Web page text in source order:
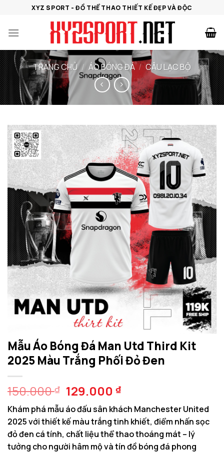
nội
XYZ SPORT - ĐỒ THỂ THAO THIẾT KẾ ĐẸP VÀ ĐỘC
TRANG CHỦ / ÁO BÓNG ĐÁ / CÂU LẠC BỘ
Mẫu Áo Bóng Đá Man Utd Third Kit
2025 Màu Trắng Phối Đỏ Đen
150.000₫ Giá
gốc
là:
150.000 ₫.
129.000₫Giá
hiện
tại
là:
129.000 ₫.
Khám phá mẫu áo đấu sân khách Manchester United
2025 với thiết kế màu trắng tinh khiết, điểm nhấn sọc
đỏ đen cá tính, chất liệu thể thao thoáng mát – lý
tưởng cho người hâm mộ và tín đồ bóng đá phong